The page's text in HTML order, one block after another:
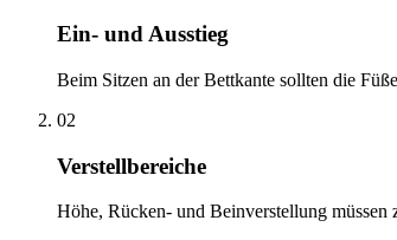
Ein- und Ausstieg
Beim Sitzen an der Bettkante sollten die
02
Verstellbereiche
Höhe, Rücken- und Beinverstellung müssen